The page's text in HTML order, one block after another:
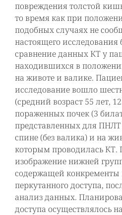
повреждения толстой
то время как при
подобных случаях не
настоящего
сравнение данных КТ у
находившихся в
на животе и валике.
исследование вошло
(средний возраст 55 лет,
пораженных почек (3
представленных для
спине (без валика) и на
которым проводилась КТ.
изображение нижней
содержащей
перкутанного доступа,
анализ данных.
доступа осуществлялось